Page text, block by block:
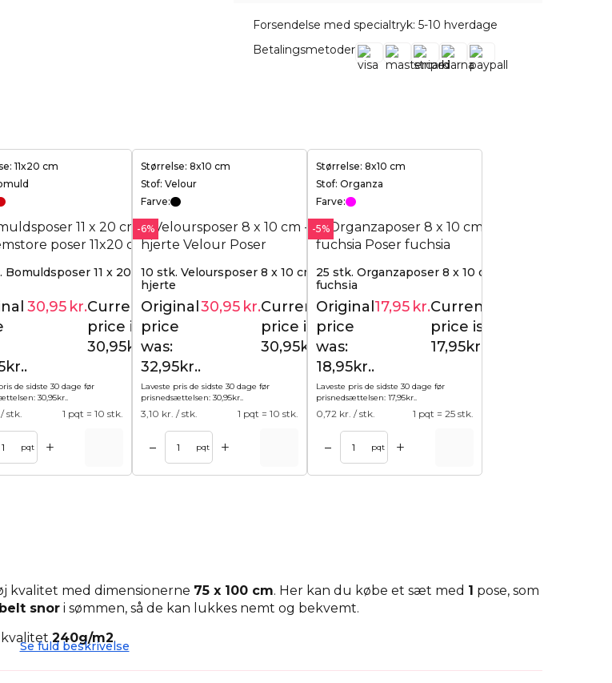
Forsendelse med specialtryk: 5-10 hverdage
Betalingsmetoder
kr.
11x20 cm
Bomuldsposer 11 x 20 cm - rød
34,95 kr.
30,95 kr.Current
price is:
30,95kr..
de sidste 30 dage før
30,95kr.
stk. 1 pqt = 10 stk.
pqt +
Størrelse: 8x10 cm
Stof: Velour
Farve:
-6%
10 stk. Veloursposer 8 x 10 cm - sort -
hjerte
32,95 kr.
Original
price
was:
32,95kr..
30,95 kr.Current
price is:
30,95kr..
Laveste pris de sidste 30 dage før
prisnedsættelsen: 30,95kr.
3,10 kr. / stk. 1 pqt = 10 stk.
– pqt +
Størrelse: 8x10 cm
Stof: Organza
Farve:
-5%
25 stk. Organzaposer 8 x 10 cm -
fuchsia
Original
price
was:
18,95kr..
17,95 kr.Current
price is:
17,95kr..
Laveste pris de sidste 30 dage før
prisnedsættelsen: 17,95kr.
0,72 kr. / stk. 1 pqt = 25 stk.
– pqt +
Tilføj til kurv
kvalitet med dimensionerne 75 x 100 cm. Her kan du købe et sæt med 1 pose, som
snor i sømmen, så de kan lukkes nemt og bekvemt.
240g/m2.
måder. De kan bruges sommiljøvenlige indkøbsposer uden affaldog som
Se fuld beskrivelse